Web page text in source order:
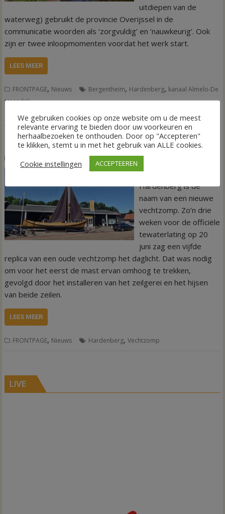
uitdiepen van de
waterweg) gebruikt de provincie Overijssel in de
communicatie woorden als ‘zorgvuldig’ en ‘nauwkeurig’. Ook
zijn er twee inloopmomenten voordat het werk start.
LEES MEER
FRONTPAGE, Nieuws Bergentheim, Hardenberg, kanaal Almelo-De
Haandrik
VIDEO Vechtzomp Stad-Hardenberg ziet het
daglicht
Wim de Jonge
HARDENBERG – Stad-
Hardenberg is de
naam van een nieuwe
vechtzomp. Zo’n drie
weken voor de officiële
tewaterlating op 20
juni zag een vijfde
replica van een oude vechtzomp het daglicht. Dat was nodig
om voor het eerst de mast ervan omhoog te trekken,
gevolgd door het installeren van het zeilgerei en het hijsen
van beide zeilen.
LEES MEER
FRONTPAGE, Nieuws Hardenberg,Vechtzomp
LIVE
We gebruiken cookies op onze website om u de meest
relevante ervaring te bieden door uw voorkeuren en
herhaalbezoeken te onthouden. Door op "Accepteren"
te klikken, stemt u in met het gebruik van ALLE cookies.
Cookie instellingen
ACCEPTEEREN